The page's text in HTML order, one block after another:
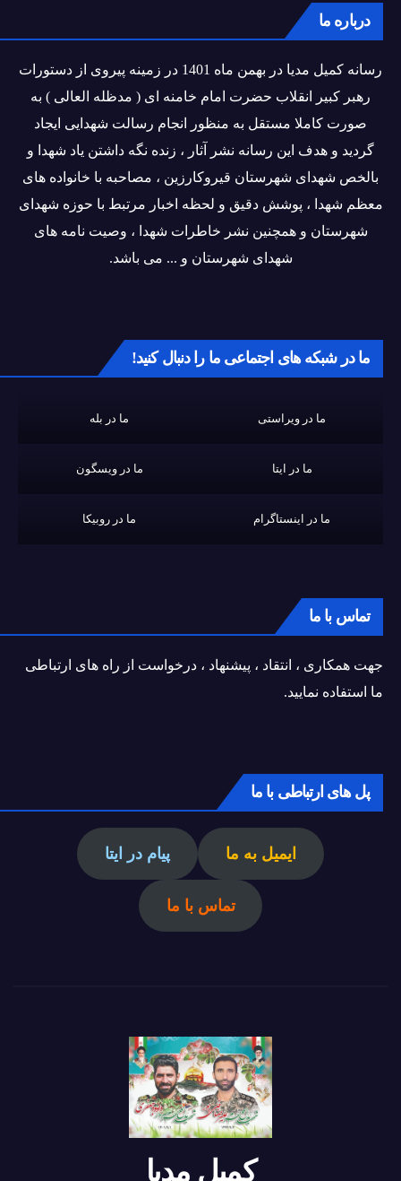
درباره ما
رسانه کمیل مدیا در بهمن ماه 1401 در زمینه پیروی از دستورات
رهبر کبیر انقلاب حضرت امام خامنه ای ( مدظله العالی ) به
صورت کاملا مستقل به منظور انجام رسالت شهدایی ایجاد
گردید و هدف این رسانه نشر آثار ، زنده نگه داشتن یاد شهدا و
بالخص شهدای شهرستان قیروکارزین ، مصاحبه با خانواده های
معظم شهدا ، پوشش دقیق و لحظه اخبار مرتبط با حوزه شهدای
شهرستان و همچنین نشر خاطرات شهدا ، وصیت نامه های
شهدای شهرستان و ... می باشد.
ما در شبکه های اجتماعی ما را دنبال کنید!
ما در ویراستی ما در بله
ما در ایتا ما در ویسگون
ما در اینستاگرام ما در روبیکا
تماس با ما
جهت همکاری ، انتقاد ، پیشنهاد ، درخواست از راه های ارتباطی
ما استفاده نمایید.
پل های ارتباطی با ما
ایمیل به ما پیام در ایتا
تماس با ما
کمیل مدیا